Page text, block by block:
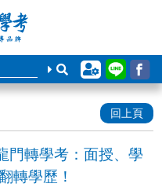
回上頁
門轉學考：面授、學
轉學歷！